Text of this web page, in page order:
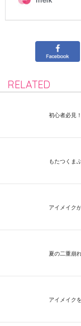
RELATED
初心者必見
もたつくま
アイメイク
夏の二重崩
アイメイク